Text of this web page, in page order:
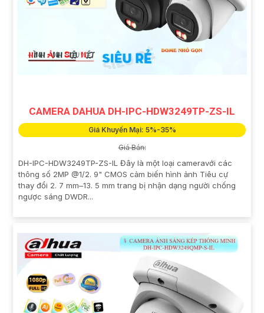
CAMERA DAHUA DH-IPC-HDW3249TP-ZS-IL
Giá Khuyến Mại: 5%-35%
Giá Bán:
DH-IPC-HDW3249TP-ZS-IL Đây là một loại cameravới các
thông số 2MP @1/2. 9" CMOS cảm biến hình ảnh Tiêu cự
thay đổi 2. 7 mm–13. 5 mm trang bị nhận dạng người chống
ngược sáng DWDR...